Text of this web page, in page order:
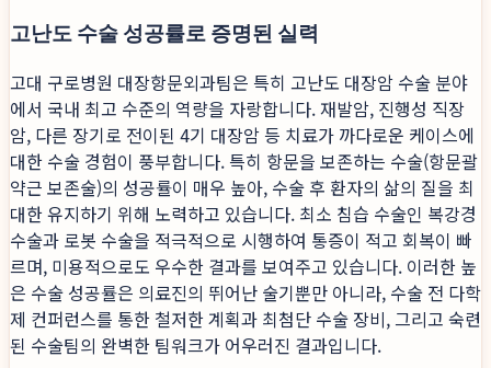
고난도 수술 성공률로 증명된 실력
고대 구로병원 대장항문외과팀은 특히 고난도 대장암 수술 분야
에서 국내 최고 수준의 역량을 자랑합니다. 재발암, 진행성 직장
암, 다른 장기로 전이된 4기 대장암 등 치료가 까다로운 케이스에
대한 수술 경험이 풍부합니다. 특히 항문을 보존하는 수술(항문괄
약근 보존술)의 성공률이 매우 높아, 수술 후 환자의 삶의 질을 최
대한 유지하기 위해 노력하고 있습니다. 최소 침습 수술인 복강경
수술과 로봇 수술을 적극적으로 시행하여 통증이 적고 회복이 빠
르며, 미용적으로도 우수한 결과를 보여주고 있습니다. 이러한 높
은 수술 성공률은 의료진의 뛰어난 술기뿐만 아니라, 수술 전 다학
제 컨퍼런스를 통한 철저한 계획과 최첨단 수술 장비, 그리고 숙련
된 수술팀의 완벽한 팀워크가 어우러진 결과입니다.